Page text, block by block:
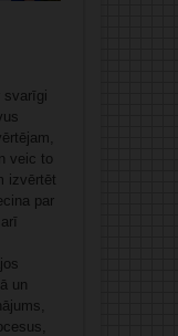
svarīgi
veic to
izvērtēt
par
un